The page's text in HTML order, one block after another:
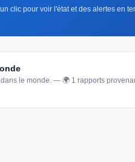
clic pour voir l'état et des alertes en
le monde. — 🌍 1 rapports